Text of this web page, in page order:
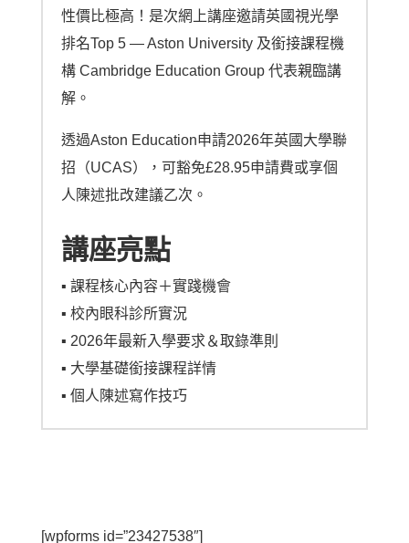
性價比極高！是次網上講座邀請英國視光學
排名Top 5 — Aston University 及銜接課程機
構 Cambridge Education Group 代表親臨講
解。
透過Aston Education申請2026年英國大學聯
招（UCAS），可豁免£28.95申請費或享個
人陳述批改建議乙次。
講座亮點
▪︎ 課程核心內容＋實踐機會
▪︎ 校內眼科診所實況
▪︎ 2026年最新入學要求＆取錄準則
▪︎ 大學基礎銜接課程詳情
▪︎ 個人陳述寫作技巧
[wpforms id=”23427538″]